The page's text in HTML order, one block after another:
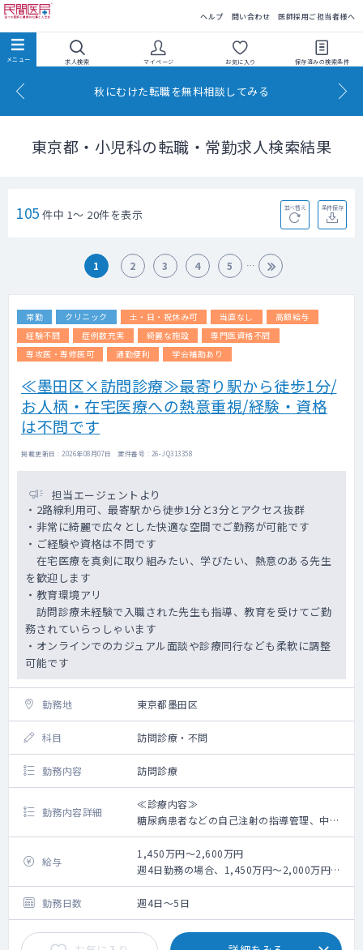
ヘルプ 問い合わせ 医師採用ご担当者様へ
求人検索 マイページ お気に入り 保存済みの検索条件
秋にむけた転職を無料相談してみる
東京都・小児科の転職・常勤求人検索結果
105 件中 1～ 20件を表示 並べ替え 条件保存
1 2 3 4 5
常勤 クリニック 土・日・祝休み可 当直なし
高額給与
経験不問
症例数充実 綺麗な施設
専門医資格不問
専攻医・専修医可
通勤便利 学会補助あり
≪墨田区×訪問診療≫最寄り駅から徒歩1分/
お人柄・在宅医療への熱意重視/経験・資格
は不問です
掲載更新日 : 2026年08月07日 案件番号 : 26-JQ313358
担当エージェントより
・2路線利用可、最寄駅から徒歩1分と3分とアクセス抜群
・非常に綺麗で広々とした快適な空間でご勤務が可能です
・ご経験や資格は不問です
在宅医療を真剣に取り組みたい、学びたい、熱意のある先生
を歓迎します
・教育環境アリ
訪問診療未経験で入職された先生も指導、教育を受けてご勤
務されていらっしゃいます
・オンラインでのカジュアル面談や診療同行なども柔軟に調整
可能です
勤務地 東京都墨田区
科目 訪問診療・不問
勤務内容 訪問診療
勤務内容詳細
≪診療内容≫
糖尿病患者などの自己注射の指導管理、中心
静脈栄養指導管理、経管栄養指導管理、
自己導尿指導管理、人工呼吸指導管理、在宅
酸素療法指導管理、悪性腫瘍の指導管理、
痛みの緩和指導、重度褥瘡の指導管理、胸腔
穿刺/腹腔穿刺 等
軽い病状の方から重症の方まで幅広く、高齢
給与
1,450万円～2,600万円
週4日勤務の場合、1,450万円～2,000万円、
週5日勤務の場合、1,800万円～2,600万円
※別途手当支給あり（交通費、時間外手当、
オンコール手当 等）
※未経験・転科希望の場合、週5日1,800万
勤務日数 週4日～5日